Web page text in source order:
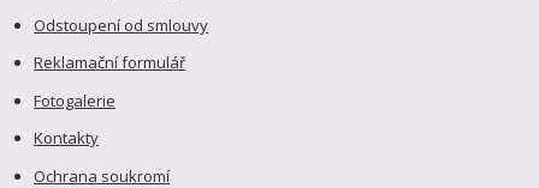
Odstoupení od smlouvy
Reklamační formulář
Fotogalerie
Kontakty
Ochrana soukromí